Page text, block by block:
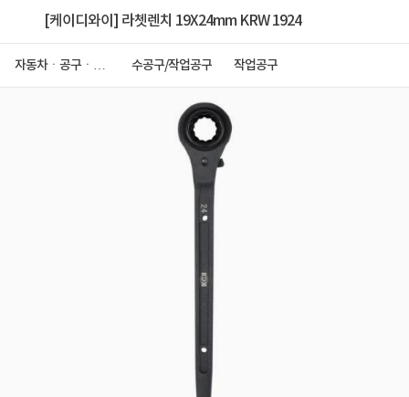
[케이디와이] 라쳇렌치 19X24mm KRW 1924
자동차ㆍ공구ㆍ안
수공구/작업공구 작업공구